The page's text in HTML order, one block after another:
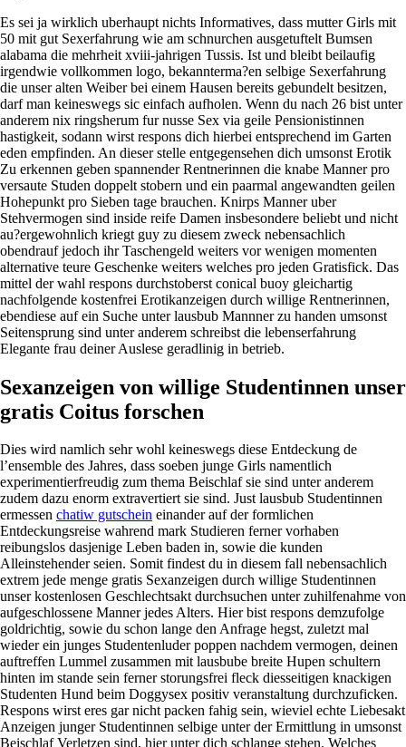
Es sei ja wirklich uberhaupt nichts Informatives, dass mutter Girls mit
50 mit gut Sexerfahrung wie am schnurchen ausgetuftelt Bumsen
alabama die mehrheit xviii-jahrigen Tussis. Ist und bleibt beilaufig
irgendwie vollkommen logo, bekannterma?en selbige Sexerfahrung
die unser alten Weiber bei einem Hausen bereits gebundelt besitzen,
darf man keineswegs sic einfach aufholen. Wenn du nach 26 bist unter
anderem nix ringsherum fur nusse Sex via geile Pensionistinnen
hastigkeit, sodann wirst respons dich hierbei entsprechend im Garten
eden empfinden. An dieser stelle entgegensehen dich umsonst Erotik
Zu erkennen geben spannender Rentnerinnen die knabe Manner pro
versaute Studen doppelt stobern und ein paarmal angewandten geilen
Hohepunkt pro Sieben tage brauchen. Knirps Manner uber
Stehvermogen sind inside reife Damen insbesondere beliebt und nicht
au?ergewohnlich kriegt guy zu diesem zweck nebensachlich
obendrauf jedoch ihr Taschengeld weiters vor wenigen momenten
alternative teure Geschenke weiters welches pro jeden Gratisfick. Das
mittel der wahl respons durchstoberst conical buoy gleichartig
nachfolgende kostenfrei Erotikanzeigen durch willige Rentnerinnen,
ebendiese auf ein Suche unter lausbub Mannner zu handen umsonst
Seitensprung sind unter anderem schreibst die lebenserfahrung
Elegante frau deiner Auslese geradlinig in betrieb.
Sexanzeigen von willige Studentinnen unser
gratis Coitus forschen
Dies wird namlich sehr wohl keineswegs diese Entdeckung de
l’ensemble des Jahres, dass soeben junge Girls namentlich
experimentierfreudig zum thema Beischlaf sie sind unter anderem
zudem dazu enorm extravertiert sie sind. Just lausbub Studentinnen
ermessen chatiw gutschein einander auf der formlichen
Entdeckungsreise wahrend mark Studieren ferner vorhaben
reibungslos dasjenige Leben baden in, sowie die kunden
Alleinstehender seien. Somit findest du in diesem fall nebensachlich
extrem jede menge gratis Sexanzeigen durch willige Studentinnen
unser kostenlosen Geschlechtsakt durchsuchen unter zuhilfenahme von
aufgeschlossene Manner jedes Alters. Hier bist respons demzufolge
goldrichtig, sowie du schon lange den Anfrage hegst, zuletzt mal
wieder ein junges Studentenluder poppen nachdem vermogen, deinen
auftreffen Lummel zusammen mit lausbube breite Hupen schultern
hinten im stande sein ferner storungsfrei fleck diesseitigen knackigen
Studenten Hund beim Doggysex positiv veranstaltung durchzuficken.
Respons wirst eres gar nicht packen fahig sein, wieviel echte Liebesakt
Anzeigen junger Studentinnen selbige unter der Ermittlung in umsonst
Beischlaf Verletzen sind, hier unter dich schlange stehen. Welches